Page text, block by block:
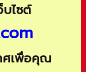
บไซต์
ศเพื่อคุณ